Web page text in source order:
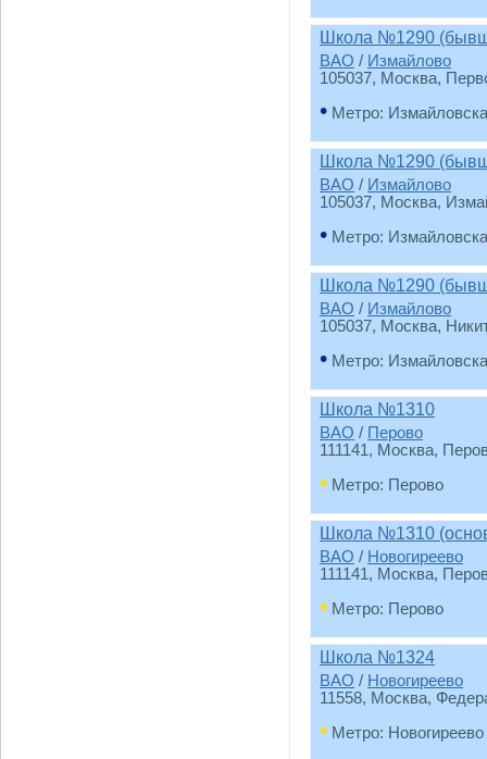
Школа №1290
ВАО / Измайлово
105037, Москва,
• Метро:
Школа №1290
ВАО / Измайлово
105037, Москва,
• Метро:
Школа №1290
ВАО / Измайлово
105037, Москва,
• Метро:
Школа №1310
ВАО / Перово
111141, Москва,
• Метро: Перово
Школа №1310
ВАО / Новогиреево
111141, Москва,
• Метро: Перово
Школа №1324
ВАО / Новогиреево
11558, Москва,
• Метро: Новогиреево